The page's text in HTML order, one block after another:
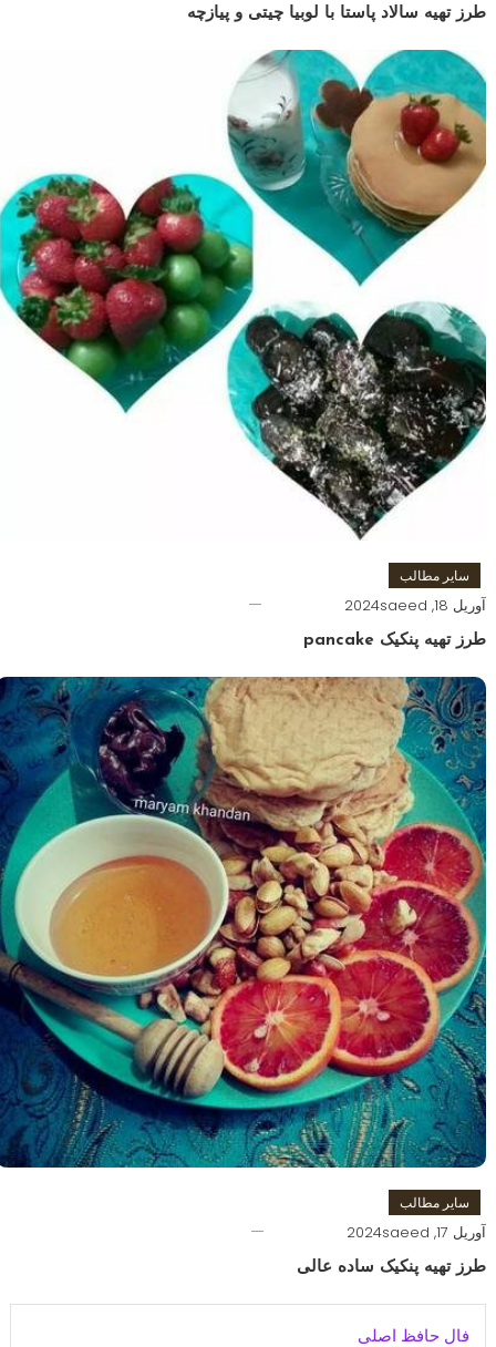
طرز تهیه سالاد پاستا با لوبیا چیتی و پیازچه
سایر مطالب
آوریل 18, 2024 saeed
طرز تهیه پنکیک pancake
سایر مطالب
آوریل 17, 2024 saeed
طرز تهیه پنکیک ساده عالی
فال حافظ اصلی